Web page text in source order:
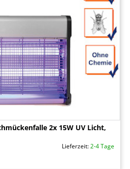
2x 15W UV Licht,
Lieferzeit:2-4 Tage